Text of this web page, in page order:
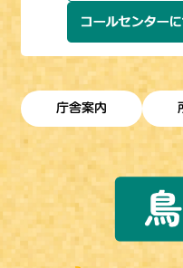
庁舎案内